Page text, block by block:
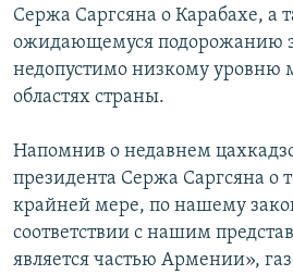
поиску
НАГОРНЫЙ КАРАБАХ
СПОРТ
Հայերեն
English
Сержа Саргсяна о Карабахе, а
ожидающемуся подорожанию
недопустимо низкому уровню
областях страны.
Напомнив о недавнем
президента Сержа Саргсяна о
крайней мере, по нашему
соответствии с нашим
является частью Армении»,